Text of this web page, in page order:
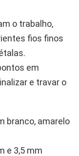
o trabalho,
fios finos
em
e travar o
branco, amarelo
e 3,5 mm